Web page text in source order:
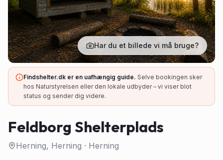
Har du et billede vi må bruge?
Findshelter.dk er en uafhængig guide. Selve bookingen sker
hos Naturstyrelsen eller den lokale udbyder – vi viser blot
status og sender dig videre.
Feldborg Shelterplads
Herning, Herning · Herning